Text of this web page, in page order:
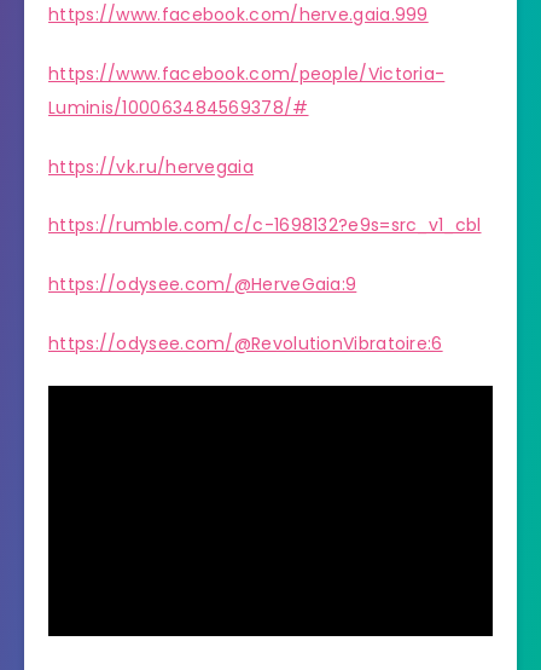
https://www.facebook.com/herve.gaia.999
https://www.facebook.com/people/Victoria-
Luminis/100063484569378/#
https://vk.ru/hervegaia
https://rumble.com/c/c-1698132?e9s=src_v1_cbl
https://odysee.com/@HerveGaia:9
https://odysee.com/@RevolutionVibratoire:6